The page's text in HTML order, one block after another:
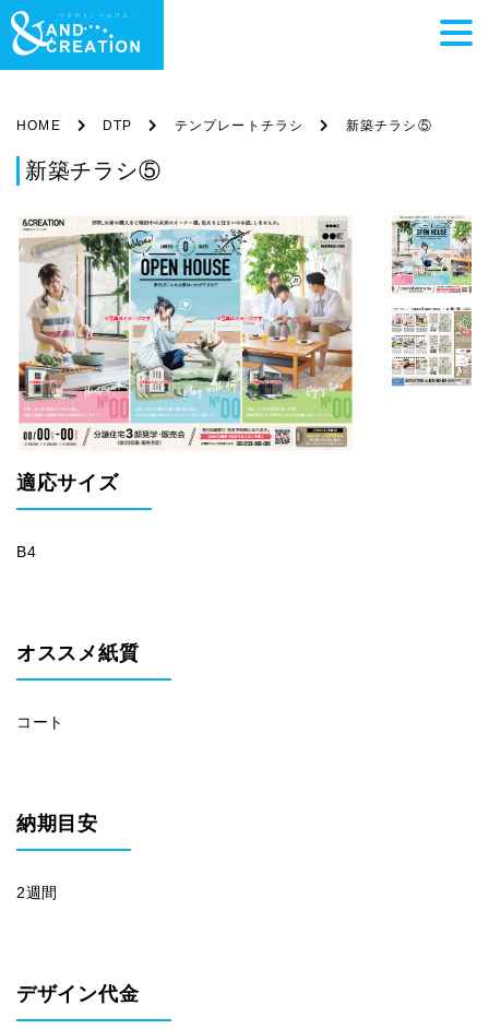
HOME DTP テンプレートチラシ 新築チラシ⑤
新築チラシ⑤
適応サイズ
B4
オススメ紙質
コート
納期目安
2週間
デザイン代金